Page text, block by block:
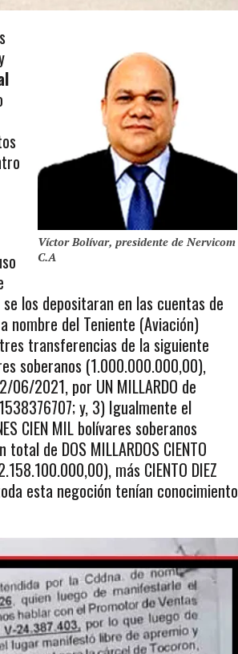
Víctor Bolívar, presidente de Nervicom
C.A
los depositaran en las cuentas de
nombre del Teniente (Aviación)
tres transferencias de la siguiente
soberanos (1.000.000.000,00),
2021, por UN MILLARDO de
y, 3) Igualmente el
CIEN MIL bolívares soberanos
de DOS MILLARDOS CIENTO
más CIENTO DIEZ
esta negoción tenían conocimiento